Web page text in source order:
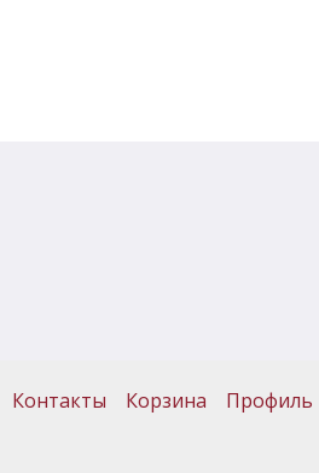
Контакты Корзина Профиль